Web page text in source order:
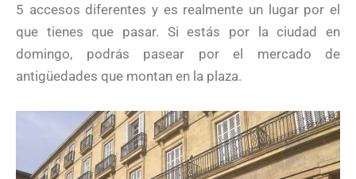
5 accesos diferentes y es realmente un lugar por el
que tienes que pasar. Si estás por la ciudad en
domingo, podrás pasear por el mercado de
antigüedades que montan en la plaza.